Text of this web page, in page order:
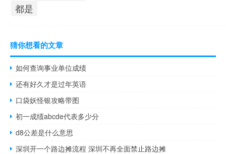
都是
猜你想看的文章
如何查询事业单位成绩
还有好久才是过年英语
口袋妖怪银攻略带图
初一成绩abcde代表多少分
d8公差是什么意思
深圳开一个路边摊流程 深圳不再全面禁止路边摊